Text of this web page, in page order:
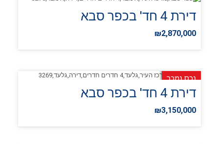
דירת 4 חד' בכפר סבא
₪2,870,000
נכס נמכר
דירת 4 חד' בכפר סבא
₪3,150,000